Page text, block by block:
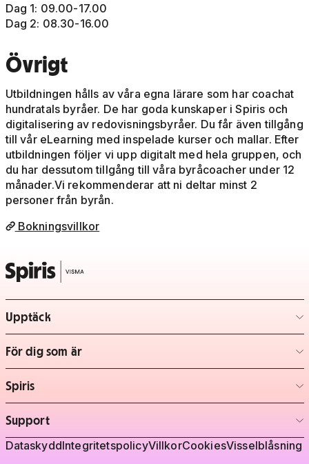
Dag 1: 09.00-17.00
Dag 2: 08.30-16.00
Övrigt
Utbildningen hålls av våra egna lärare som har coachat
hundratals byråer. De har goda kunskaper i Spiris och
digitalisering av redovisningsbyråer. Du får även tillgång
till vår eLearning med inspelade kurser och mallar. Efter
utbildningen följer vi upp digitalt med hela gruppen, och
du har dessutom tillgång till våra byråcoacher under 12
månader.Vi rekommenderar att ni deltar minst 2
personer från byrån.
Bokningsvillkor
Upptäck
– klicka för att expandera lista
För dig som är
– klicka för att expandera lista
Spiris
– klicka för att expandera lista
Support
– klicka för att expandera lista
Juridisk information
DataskyddIntegritetspolicyVillkorCookiesVisselblåsning